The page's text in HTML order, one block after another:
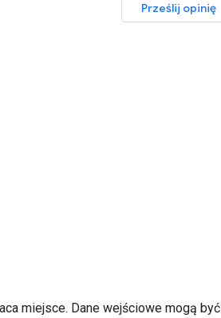
Prześlij opinię
miejsce. Dane wejściowe mogą być